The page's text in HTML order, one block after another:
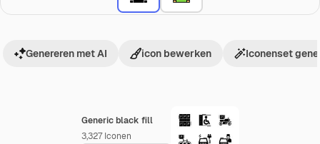
Generic black fill
3,327 Iconen
Genereren met AI icon bewerken Iconenset